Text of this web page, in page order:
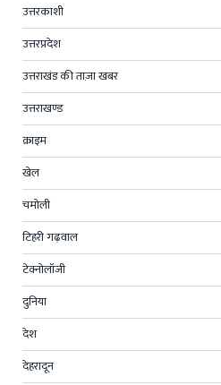
उत्तरकाशी
उत्तरप्रदेश
उत्तराखंड की ताज़ा खबर
उत्तराखण्ड
क्राइम
खेल
चमोली
टिहरी गढ़वाल
टेक्नोलॉजी
दुनिया
देश
देहरादून